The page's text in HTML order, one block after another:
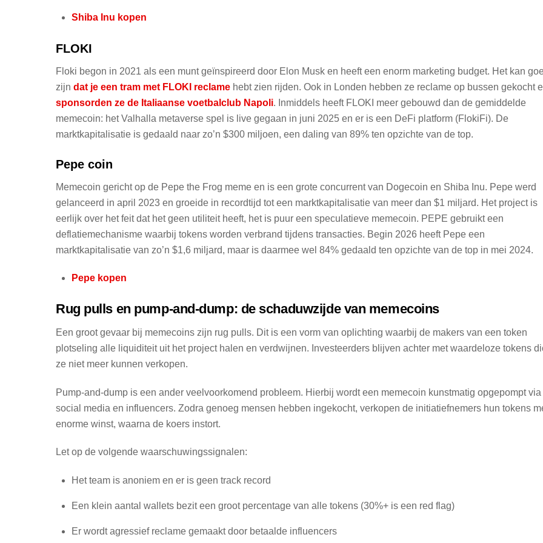
Shiba Inu kopen
FLOKI
Floki begon in 2021 als een munt geïnspireerd door Elon Musk en heeft een enorm marketing budget. Het kan
zijn dat je een tram met FLOKI reclame hebt zien rijden. Ook in Londen hebben ze reclame op bussen gekocht
sponsorden ze de Italiaanse voetbalclub Napoli. Inmiddels heeft FLOKI meer gebouwd dan de gemiddelde
memecoin: het Valhalla metaverse spel is live gegaan in juni 2025 en er is een DeFi platform (FlokiFi). De
marktkapitalisatie is gedaald naar zo’n $300 miljoen, een daling van 89% ten opzichte van de top.
Pepe coin
Memecoin gericht op de Pepe the Frog meme en is een grote concurrent van Dogecoin en Shiba Inu. Pepe werd
gelanceerd in april 2023 en groeide in recordtijd tot een marktkapitalisatie van meer dan $1 miljard. Het project is
eerlijk over het feit dat het geen utiliteit heeft, het is puur een speculatieve memecoin. PEPE gebruikt een
deflatiemechanisme waarbij tokens worden verbrand tijdens transacties. Begin 2026 heeft Pepe een
marktkapitalisatie van zo’n $1,6 miljard, maar is daarmee wel 84% gedaald ten opzichte van de top in mei 2024.
Pepe kopen
Rug pulls en pump-and-dump: de schaduwzijde van memecoins
Een groot gevaar bij memecoins zijn rug pulls. Dit is een vorm van oplichting waarbij de makers van een token
plotseling alle liquiditeit uit het project halen en verdwijnen. Investeerders blijven achter met waardeloze tokens
ze niet meer kunnen verkopen.
Pump-and-dump is een ander veelvoorkomend probleem. Hierbij wordt een memecoin kunstmatig opgepompt via
social media en influencers. Zodra genoeg mensen hebben ingekocht, verkopen de initiatiefnemers hun tokens
enorme winst, waarna de koers instort.
Let op de volgende waarschuwingssignalen:
Het team is anoniem en er is geen track record
Een klein aantal wallets bezit een groot percentage van alle tokens (30%+ is een red flag)
Er wordt agressief reclame gemaakt door betaalde influencers